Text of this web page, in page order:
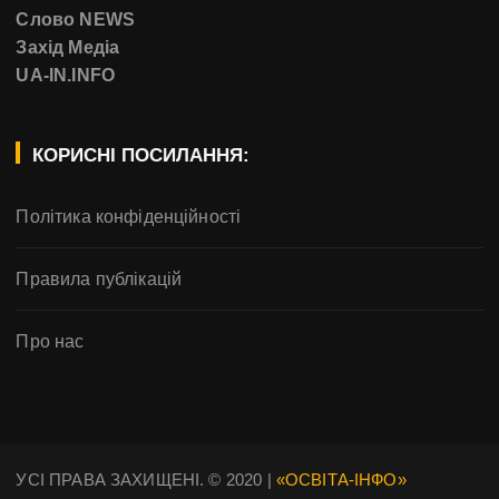
Слово NEWS
Захід Медіа
UA-IN.INFO
КОРИСНІ ПОСИЛАННЯ:
Політика конфіденційності
Правила публікацій
Про нас
УСІ ПРАВА ЗАХИЩЕНІ. © 2020 | «ОСВІТА-ІНФО»